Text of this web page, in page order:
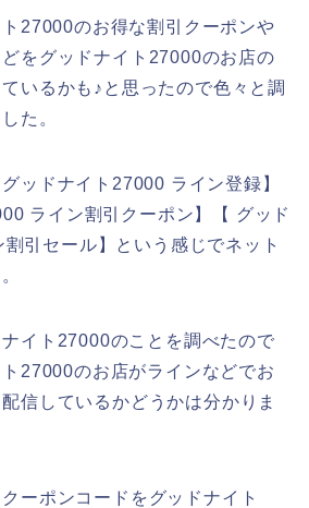
27000のお得な割引クーポンや
をグッドナイト27000のお店の
いるかも♪と思ったので色々と調
た。
ッドナイト27000 ライン登録】
ライン割引クーポン】【 グッド
引セール】という感じでネット
イト27000のことを調べたので
27000のお店がラインなどでお
信しているかどうかは分かりま
ーポンコードをグッドナイト